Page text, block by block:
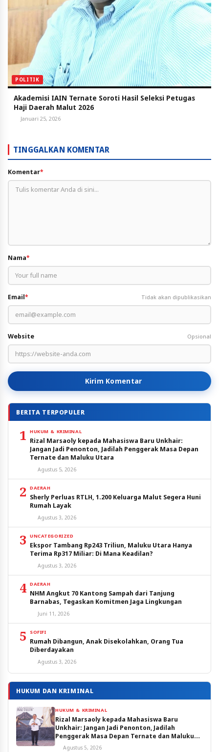
POLITIK
Akademisi IAIN Ternate Soroti Hasil Seleksi Petugas
Haji Daerah Malut 2026
Januari 25, 2026
TINGGALKAN KOMENTAR
Komentar*
Nama*
Email* Tidak akan dipublikasikan
Website Opsional
Kirim Komentar
BERITA TERPOPULER
1 HUKUM & KRIMINAL
Rizal Marsaoly kepada Mahasiswa Baru Unkhair:
Jangan Jadi Penonton, Jadilah Penggerak Masa Depan
Ternate dan Maluku Utara
Agustus 5, 2026
2 DAERAH
Sherly Perluas RTLH, 1.200 Keluarga Malut Segera Huni
Rumah Layak
Agustus 3, 2026
3 UNCATEGORIZED
Ekspor Tambang Rp243 Triliun, Maluku Utara Hanya
Terima Rp317 Miliar: Di Mana Keadilan?
Agustus 3, 2026
4 DAERAH
NHM Angkut 70 Kantong Sampah dari Tanjung
Barnabas, Tegaskan Komitmen Jaga Lingkungan
Juni 11, 2026
5 SOFIFI
Rumah Dibangun, Anak Disekolahkan, Orang Tua
Diberdayakan
Agustus 3, 2026
HUKUM DAN KRIMINAL
HUKUM & KRIMINAL
Rizal Marsaoly kepada Mahasiswa Baru
Unkhair: Jangan Jadi Penonton, Jadilah
Penggerak Masa Depan Ternate dan Maluku
Utara
Agustus 5, 2026